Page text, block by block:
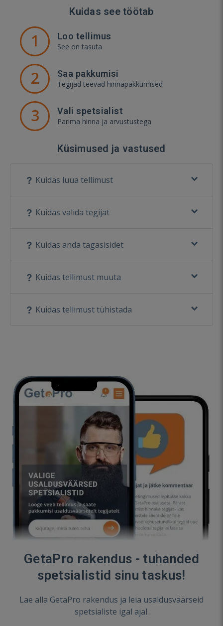
Kuidas see töötab
1 Loo tellimus
See on tasuta
2 Saa pakkumisi
Tegijad teevad hinnapakkumised
3 Vali spetsialist
Parima hinna ja arvustustega
Küsimused ja vastused
Kuidas luua tellimust
Kuidas valida tegijat
Kuidas anda tagasisidet
Kuidas tellimust muuta
Kuidas tellimust tühistada
GetaPro rakendus - tuhanded
spetsialistid sinu taskus!
Lae alla GetaPro rakendus ja leia usaldusväärseid
spetsialiste igal ajal.